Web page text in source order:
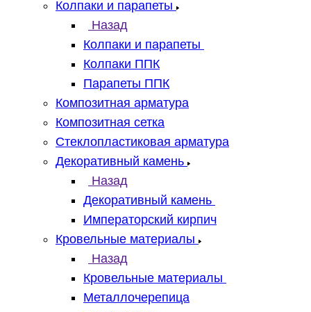
Колпаки и парапеты
Назад
Колпаки и парапеты
Колпаки ППК
Парапеты ППК
Композитная арматура
Композитная сетка
Стеклопластиковая арматура
Декоративный камень
Назад
Декоративный камень
Императорский кирпич
Кровельные материалы
Назад
Кровельные материалы
Металлочерепица